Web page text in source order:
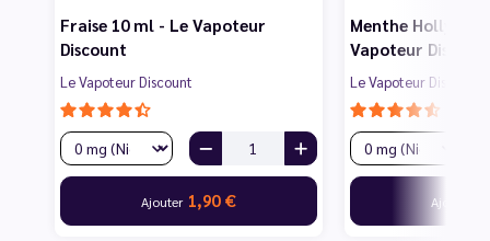
Fraise 10 ml - Le Vapoteur
Discount
Le Vapoteur Discount
Ajouter 1,90 €
Menthe
Vapoteur
Le Vapoteur Discount
Ajouter